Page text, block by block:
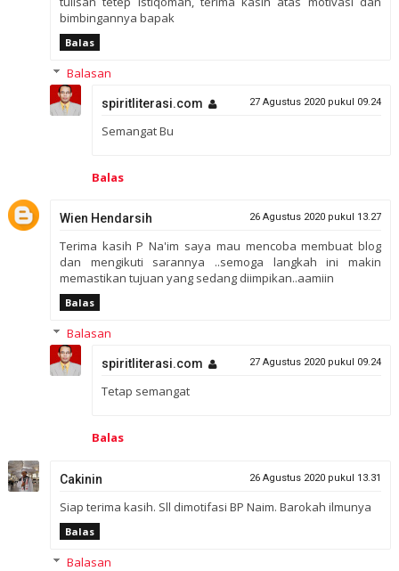
bimbingannya bapak
Balas
Balasan
spiritliterasi.com 27 Agustus 2020 pukul 09.24
Semangat Bu
Balas
Wien Hendarsih 26 Agustus 2020 pukul 13.27
Terima kasih P Na'im saya mau mencoba membuat blog
dan mengikuti sarannya ..semoga langkah ini makin
memastikan tujuan yang sedang diimpikan..aamiin
Balas
Balasan
spiritliterasi.com 27 Agustus 2020 pukul 09.24
Tetap semangat
Balas
Cakinin 26 Agustus 2020 pukul 13.31
Siap terima kasih. Sll dimotifasi BP Naim. Barokah ilmunya
Balas
Balasan